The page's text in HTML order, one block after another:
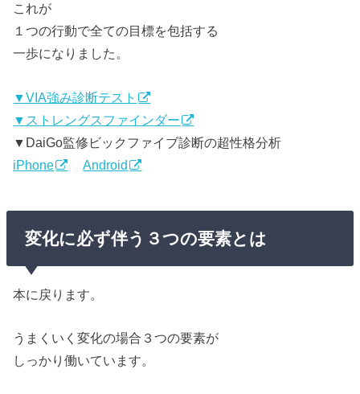
これが
１つの行動で全ての目標を包括する
一歩になりました。
▼VIA強み診断テスト
▼ストレングスファインダー
▼DaiGo監修ビックファイブ診断の超性格分析
iPhone
Android
変化に必ず伴う３つの要素とは
本に戻ります。
うまくいく変化の場合３つの要素が
しっかり働いています。